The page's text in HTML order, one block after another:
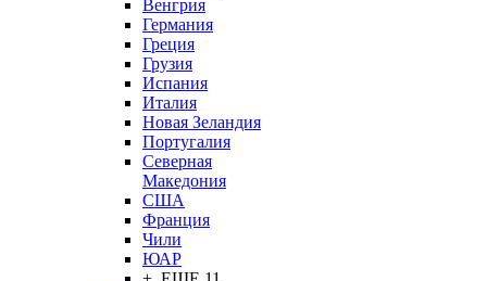
Венгрия
Германия
Греция
Грузия
Испания
Италия
Новая Зеландия
Португалия
Северная
Македония
США
Франция
Чили
ЮАР